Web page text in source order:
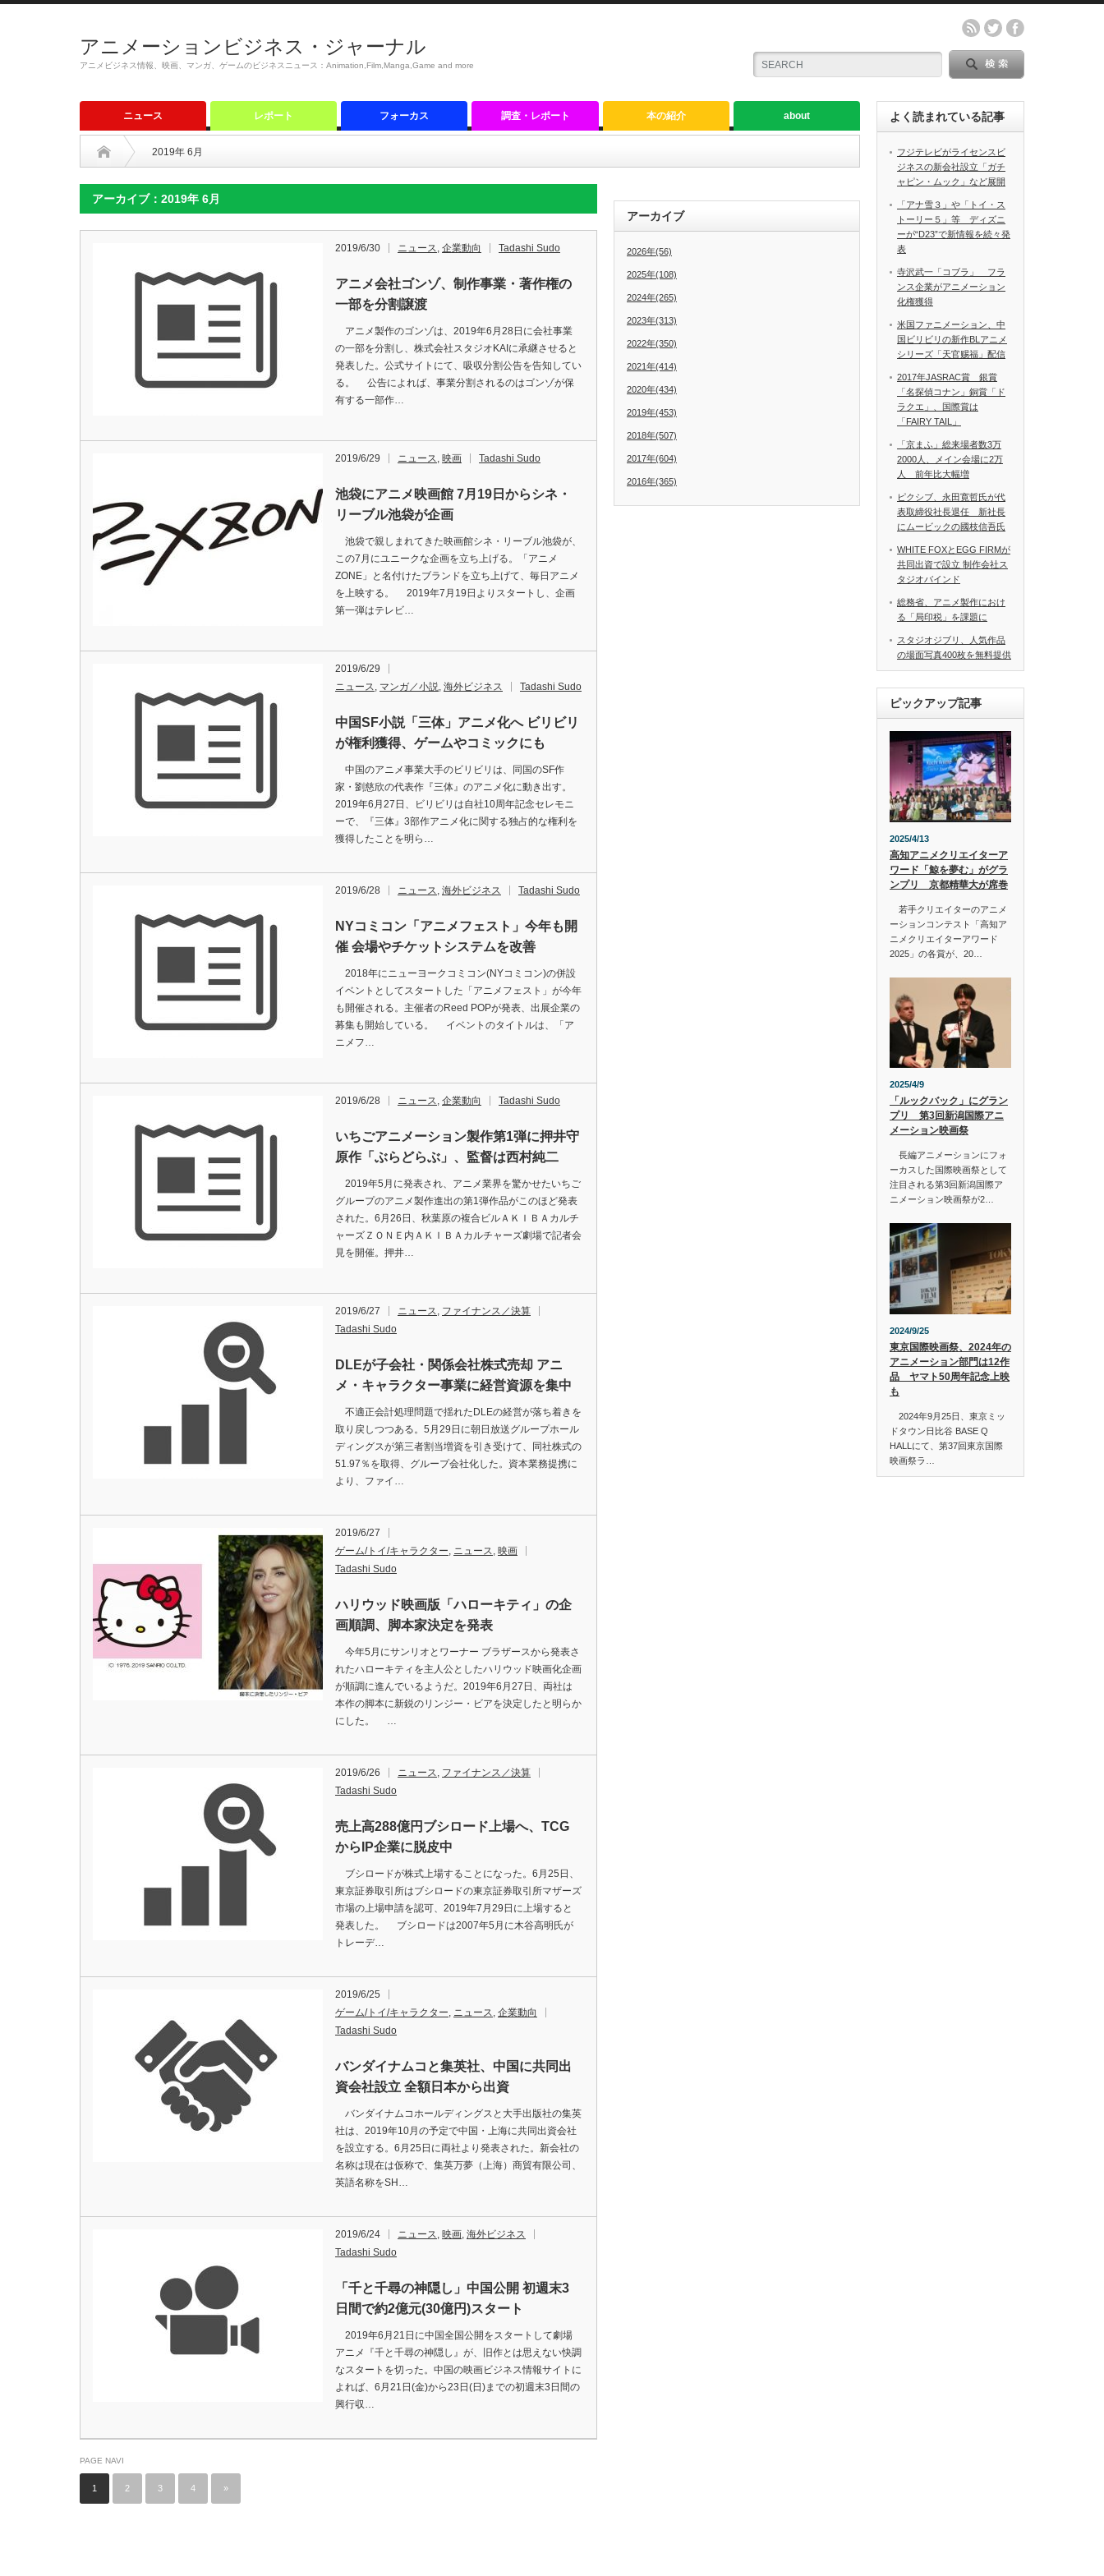
アニメーションビジネス・ジャーナル
アニメビジネス情報、映画、マンガ、ゲームのビジネスニュース：Animation,Film,Manga,Game and more
ニュース レポート フォーカス 調査・レポート 本の紹介 about
2019年 6月
アーカイブ：2019年 6月
2019/6/30 ニュース, 企業動向 Tadashi Sudo
アニメ会社ゴンゾ、制作事業・著作権の
一部を分割譲渡
アニメ製作のゴンゾは、2019年6月28日に会社事業
の一部を分割し、株式会社スタジオKAIに承継させると
発表した。公式サイトにて、吸収分割公告を告知してい
る。 公告によれば、事業分割されるのはゴンゾが保
有する一部作…
2019/6/29 ニュース, 映画 Tadashi Sudo
池袋にアニメ映画館 7月19日からシネ・
リーブル池袋が企画
池袋で親しまれてきた映画館シネ・リーブル池袋が、
この7月にユニークな企画を立ち上げる。「アニメ
ZONE」と名付けたブランドを立ち上げて、毎日アニメ
を上映する。 2019年7月19日よりスタートし、企画
第一弾はテレビ…
2019/6/29
ニュース, マンガ／小説, 海外ビジネス Tadashi Sudo
中国SF小説「三体」アニメ化へ ビリビリ
が権利獲得、ゲームやコミックにも
中国のアニメ事業大手のビリビリは、同国のSF作
家・劉慈欣の代表作『三体』のアニメ化に動き出す。
2019年6月27日、ビリビリは自社10周年記念セレモニ
ーで、『三体』3部作アニメ化に関する独占的な権利を
獲得したことを明ら…
2019/6/28 ニュース, 海外ビジネス Tadashi Sudo
NYコミコン「アニメフェスト」今年も開
催 会場やチケットシステムを改善
2018年にニューヨークコミコン(NYコミコン)の併設
イベントとしてスタートした「アニメフェスト」が今年
も開催される。主催者のReed POPが発表、出展企業の
募集も開始している。 イベントのタイトルは、「ア
ニメフ…
2019/6/28 ニュース, 企業動向 Tadashi Sudo
いちごアニメーション製作第1弾に押井守
原作「ぶらどらぶ」、監督は西村純二
2019年5月に発表され、アニメ業界を驚かせたいちご
グループのアニメ製作進出の第1弾作品がこのほど発表
された。6月26日、秋葉原の複合ビルＡＫＩＢＡカルチ
ャーズＺＯＮＥ内ＡＫＩＢＡカルチャーズ劇場で記者会
見を開催。押井…
2019/6/27 ニュース, ファイナンス／決算
Tadashi Sudo
DLEが子会社・関係会社株式売却 アニ
メ・キャラクター事業に経営資源を集中
不適正会計処理問題で揺れたDLEの経営が落ち着きを
取り戻しつつある。5月29日に朝日放送グループホール
ディングスが第三者割当増資を引き受けて、同社株式の
51.97％を取得、グループ会社化した。資本業務提携に
より、ファイ…
2019/6/27
ゲーム/トイ/キャラクター, ニュース, 映画
Tadashi Sudo
ハリウッド映画版「ハローキティ」の企
画順調、脚本家決定を発表
今年5月にサンリオとワーナー ブラザースから発表さ
れたハローキティを主人公としたハリウッド映画化企画
が順調に進んでいるようだ。2019年6月27日、両社は
本作の脚本に新鋭のリンジー・ビアを決定したと明らか
にした。 …
2019/6/26 ニュース, ファイナンス／決算
Tadashi Sudo
売上高288億円ブシロード上場へ、TCG
からIP企業に脱皮中
ブシロードが株式上場することになった。6月25日、
東京証券取引所はブシロードの東京証券取引所マザーズ
市場の上場申請を認可、2019年7月29日に上場すると
発表した。 ブシロードは2007年5月に木谷高明氏が
トレーデ…
2019/6/25
ゲーム/トイ/キャラクター, ニュース, 企業動向
Tadashi Sudo
バンダイナムコと集英社、中国に共同出
資会社設立 全額日本から出資
バンダイナムコホールディングスと大手出版社の集英
社は、2019年10月の予定で中国・上海に共同出資会社
を設立する。6月25日に両社より発表された。新会社の
名称は現在は仮称で、集英万夢（上海）商貿有限公司、
英語名称をSH…
2019/6/24 ニュース, 映画, 海外ビジネス
Tadashi Sudo
「千と千尋の神隠し」中国公開 初週末3
日間で約2億元(30億円)スタート
2019年6月21日に中国全国公開をスタートして劇場
アニメ『千と千尋の神隠し』が、旧作とは思えない快調
なスタートを切った。中国の映画ビジネス情報サイトに
よれば、6月21日(金)から23日(日)までの初週末3日間の
興行収…
PAGE NAVI
1 2 3 4 »
アーカイブ
2026年(56)
2025年(108)
2024年(265)
2023年(313)
2022年(350)
2021年(414)
2020年(434)
2019年(453)
2018年(507)
2017年(604)
2016年(365)
よく読まれている記事
フジテレビがライセンスビ
ジネスの新会社設立「ガチ
ャピン・ムック」など展開
「アナ雪３」や「トイ・ス
トーリー５」等 ディズニ
ーが“D23”で新情報を続々発
表
寺沢武一「コブラ」 フラ
ンス企業がアニメーション
化権獲得
米国ファニメーション、中
国ビリビリの新作BLアニメ
シリーズ「天官赐福」配信
2017年JASRAC賞 銀賞
「名探偵コナン」銅賞「ド
ラクエ」、国際賞は
「FAIRY TAIL」
「京まふ」総来場者数3万
2000人、メイン会場に2万
人 前年比大幅増
ピクシブ、永田寛哲氏が代
表取締役社長退任 新社長
にムービックの國枝信吾氏
WHITE FOXとEGG FIRMが
共同出資で設立 制作会社ス
タジオバインド
総務省、アニメ製作におけ
る「局印税」を課題に
スタジオジブリ、人気作品
の場面写真400枚を無料提供
ピックアップ記事
2025/4/13
高知アニメクリエイターア
ワード「鯨を夢む」がグラ
ンプリ 京都精華大が席巻
若手クリエイターのアニメ
ーションコンテスト「高知ア
ニメクリエイターアワード
2025」の各賞が、20…
2025/4/9
「ルックバック」にグラン
プリ 第3回新潟国際アニ
メーション映画祭
長編アニメーションにフォ
ーカスした国際映画祭として
注目される第3回新潟国際ア
ニメーション映画祭が2…
2024/9/25
東京国際映画祭、2024年の
アニメーション部門は12作
品 ヤマト50周年記念上映
も
2024年9月25日、東京ミッ
ドタウン日比谷 BASE Q
HALLにて、第37回東京国際
映画祭ラ…